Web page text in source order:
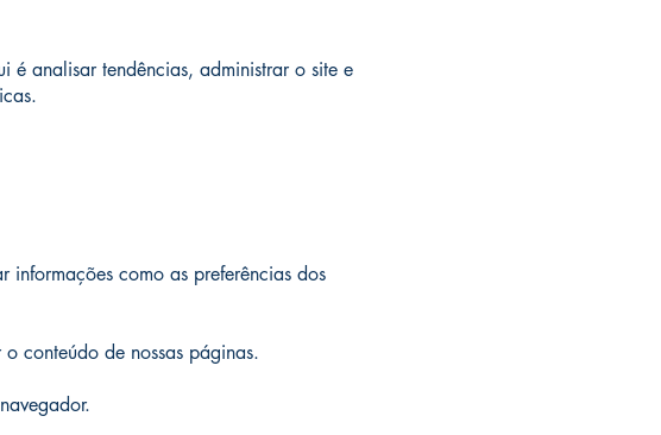
é analisar tendências, administrar o site e
informações como as preferências dos
conteúdo de nossas páginas.